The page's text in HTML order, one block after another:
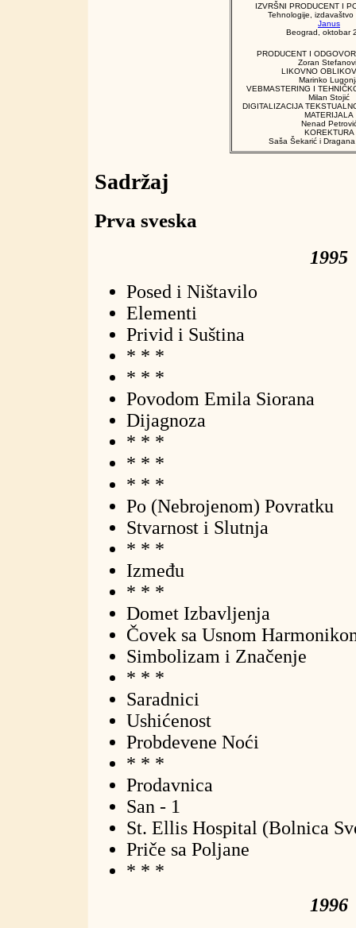
IZVRŠNI PRODUCENT I
Tehnologije, izdavaštvo
Janus
Beograd, oktobar
PRODUCENT I
Zoran
LIKOVNO
Marinko
VEBMASTERING I
Milan Stojić
DIGITALIZACIJA
MATERIJALA
Nenad
KOREKTURA
Saša Šekarić i
Sadržaj
Prva sveska
1995
Posed i Ništavilo
Elementi
Privid i Suština
* * *
* * *
Povodom Emila Siorana
Dijagnoza
* * *
* * *
* * *
Po (Nebrojenom) Povratku
Stvarnost i Slutnja
* * *
Između
* * *
Domet Izbavljenja
Čovek sa Usnom
Simbolizam i Značenje
* * *
Saradnici
Ushićenost
Probdevene Noći
* * *
Prodavnica
San - 1
St. Ellis Hospital (Bolnica
Priče sa Poljane
* * *
1996